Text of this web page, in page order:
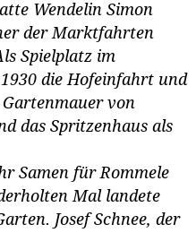
Wendelin Simon
der Marktfahrten
Spielplatz im
die Hofeinfahrt und
von
das Spritzenhaus als
Samen für Rommele
Mal landete
Josef Schnee, der